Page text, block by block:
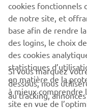
CORPORATE
BUSINESS
cookies fonctionnels
de notre site, et
base afin de rendre
des logins, le choix
des cookies
statistiques
en matière de la
à mieux comprendre
site en vue de
Si vous marquez
dessous, nous
au tracking,